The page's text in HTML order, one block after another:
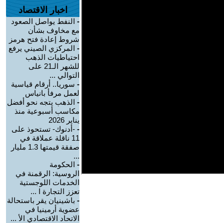
اخبار الاقتصاد
- النفط يواصل الصعود
مع مخاوف بشأن
شروط إعادة فتح هرمز
- المركزي الصيني يرفع
احتياطيات الذهب
للشهر الـ21 على
التوالي ...
- سوريا.. أرقام قياسية
لعمل مرفأ بانياس
- الذهب يتجه نحو أفضل
مكاسب أسبوعية منذ
يناير 2026
- -أدنوك- تستحوذ على
11 ناقلة عملاقة في
صفقة قيمتها 1.3 مليار
...
- الحكومة
الروسية: الرقمنة في
الخدمات اللوجستية
تعزز التجارة ا ...
- باشينيان يقر باستحالة
عضوية أرمينيا في
الاتحاد الاقتصادي الأ ...